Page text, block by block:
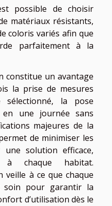
possible de choisir
matériaux résistants,
coloris variés afin que
parfaitement à la
constitue un avantage
la prise de mesures
la pose
en une journée sans
majeures de la
de minimiser les
une solution efficace,
à chaque habitat.
veille à ce que chaque
soin pour garantir la
d’utilisation dès le